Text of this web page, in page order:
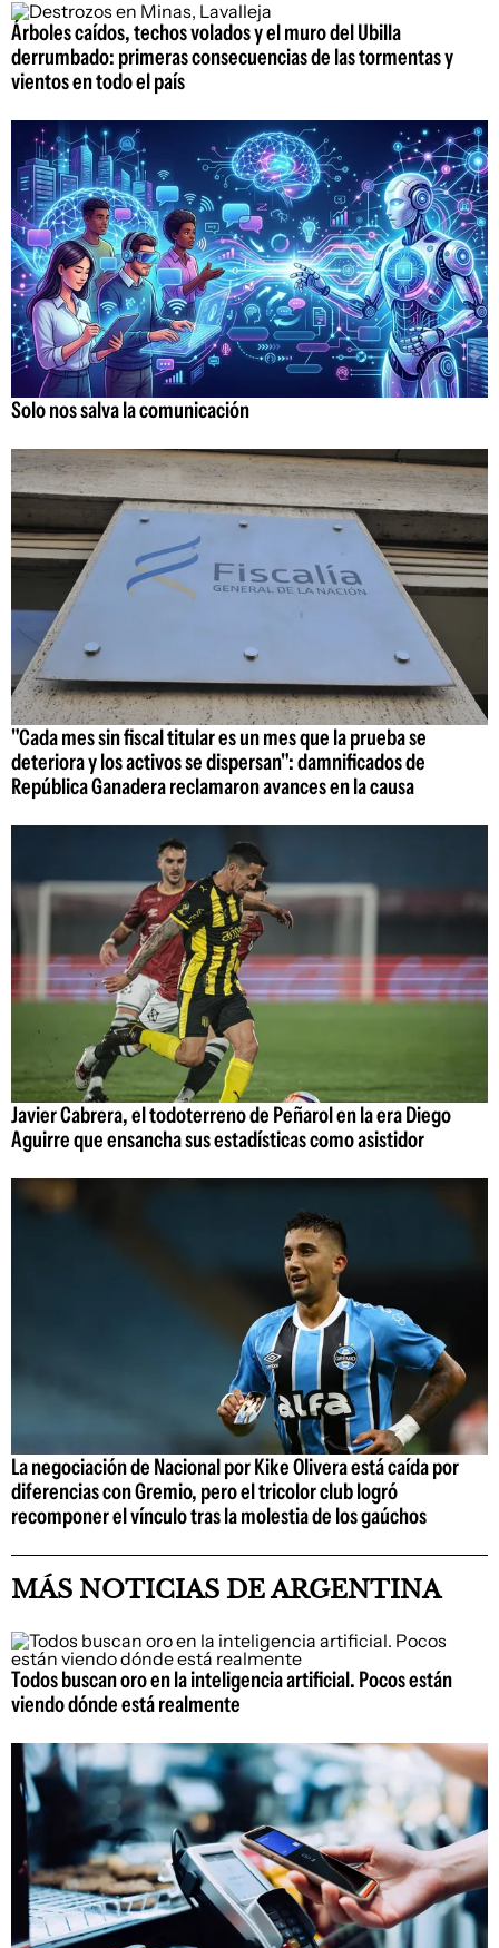
Árboles caídos, techos volados y el muro del Ubilla
derrumbado: primeras consecuencias de las tormentas y
vientos en todo el país
Solo nos salva la comunicación
"Cada mes sin fiscal titular es un mes que la prueba se
deteriora y los activos se dispersan": damnificados de
República Ganadera reclamaron avances en la causa
Javier Cabrera, el todoterreno de Peñarol en la era Diego
Aguirre que ensancha sus estadísticas como asistidor
La negociación de Nacional por Kike Olivera está caída por
diferencias con Gremio, pero el tricolor club logró
recomponer el vínculo tras la molestia de los gaúchos
MÁS NOTICIAS DE ARGENTINA
Todos buscan oro en la inteligencia artificial. Pocos están
viendo dónde está realmente